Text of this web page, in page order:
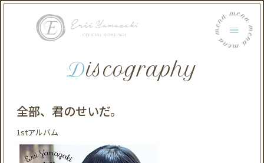
menu menu menu menu menu menu
Discography
全部、君のせいだ。
1stアルバム